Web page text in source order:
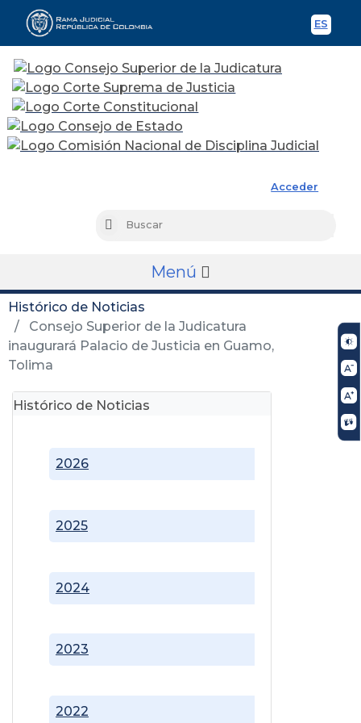
ES
Acceder
Buscar
Menú
Histórico de Noticias
Consejo Superior de la Judicatura
inaugurará Palacio de Justicia en Guamo,
Tolima
Histórico de Noticias
2022
2023
2024
2025
2026